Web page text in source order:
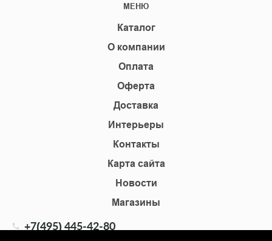
МЕНЮ
Каталог
О компании
Оплата
Оферта
Доставка
Интерьеры
Контакты
Карта сайта
Новости
Магазины
+7(495) 445-42-80